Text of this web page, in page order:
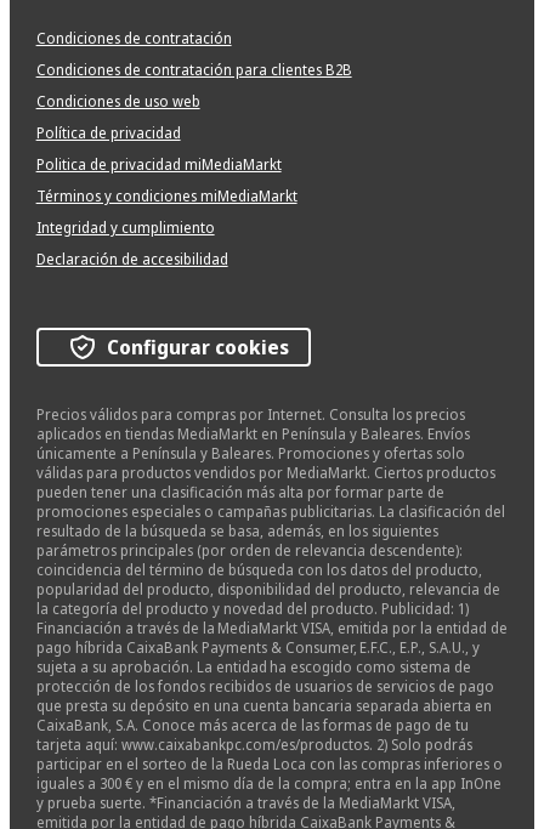
Condiciones de contratación
Condiciones de contratación para clientes B2B
Condiciones de uso web
Política de privacidad
Politica de privacidad miMediaMarkt
Términos y condiciones miMediaMarkt
Integridad y cumplimiento
Declaración de accesibilidad
Configurar cookies
Precios válidos para compras por Internet. Consulta los precios
aplicados en tiendas MediaMarkt en Península y Baleares. Envíos
únicamente a Península y Baleares. Promociones y ofertas solo
válidas para productos vendidos por MediaMarkt. Ciertos productos
pueden tener una clasificación más alta por formar parte de
promociones especiales o campañas publicitarias. La clasificación del
resultado de la búsqueda se basa, además, en los siguientes
parámetros principales (por orden de relevancia descendente):
coincidencia del término de búsqueda con los datos del producto,
popularidad del producto, disponibilidad del producto, relevancia de
la categoría del producto y novedad del producto. Publicidad: 1)
Financiación a través de la MediaMarkt VISA, emitida por la entidad de
pago híbrida CaixaBank Payments & Consumer, E.F.C., E.P., S.A.U., y
sujeta a su aprobación. La entidad ha escogido como sistema de
protección de los fondos recibidos de usuarios de servicios de pago
que presta su depósito en una cuenta bancaria separada abierta en
CaixaBank, S.A. Conoce más acerca de las formas de pago de tu
tarjeta aquí: www.caixabankpc.com/es/productos. 2) Solo podrás
participar en el sorteo de la Rueda Loca con las compras inferiores o
iguales a 300 € y en el mismo día de la compra; entra en la app InOne
y prueba suerte. *Financiación a través de la MediaMarkt VISA,
emitida por la entidad de pago híbrida CaixaBank Payments &